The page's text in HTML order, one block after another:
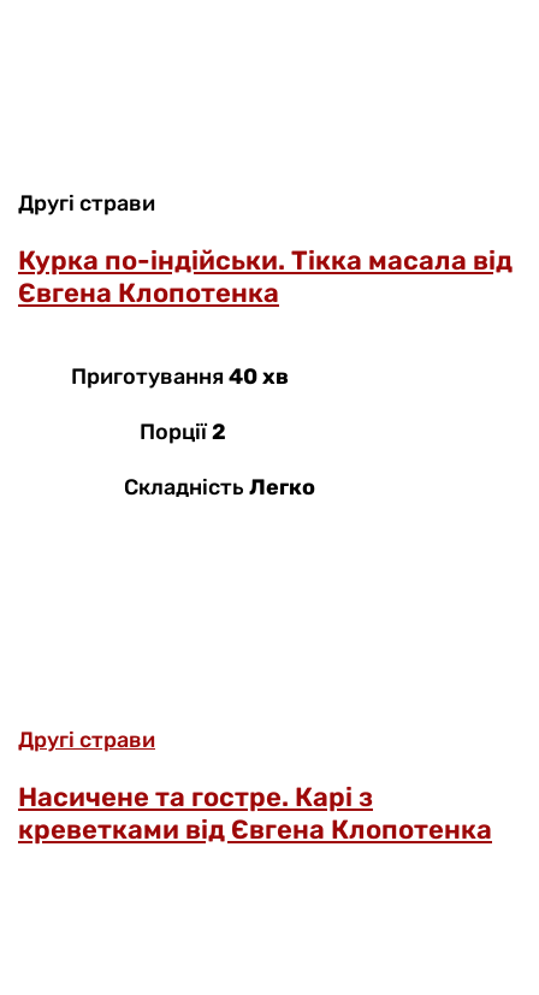
Другі страви
Курка по-індійськи. Тікка масала від
Євгена Клопотенка
Приготування40 хв
Порції2
Складність Легко
Другі страви
Насичене та гостре. Карі з
креветками від Євгена Клопотенка